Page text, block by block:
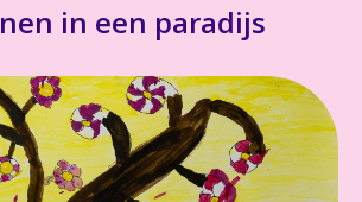
in een paradijs